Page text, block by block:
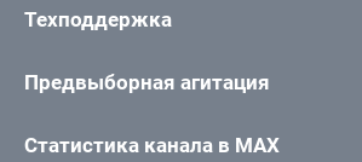
Техподдержка
Предвыборная агитация
Статистика канала в MAX